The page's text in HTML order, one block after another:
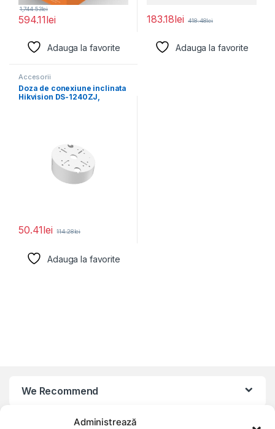
Administrează
594.11lei
1,744.53lei
Adauga la favorite
183.18lei 418.48lei
Adauga la favorite
Accesorii
Doza de conexiune inclinata
Hikvision DS-1240ZJ,
50.41lei 114.28lei
Adauga la favorite
We Recommend